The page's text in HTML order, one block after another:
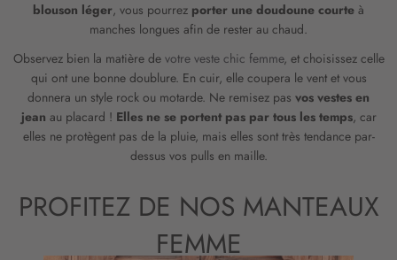
blouson léger, vous pourrez porter une doudoune courte à
manches longues afin de rester au chaud.
Observez bien la matière de votre veste chic femme, et choisissez celle
qui ont une bonne doublure. En cuir, elle coupera le vent et vous
donnera un style rock ou motarde. Ne remisez pas vos vestes en
jean au placard ! Elles ne se portent pas par tous les temps, car
elles ne protègent pas de la pluie, mais elles sont très tendance par-
dessus vos pulls en maille.
PROFITEZ DE NOS MANTEAUX
FEMME